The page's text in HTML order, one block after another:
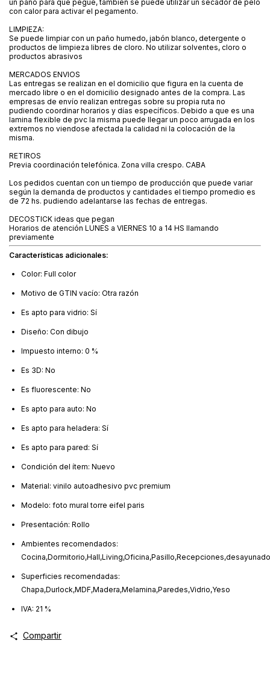
un paño para que pegue, también se puede utilizar un secador de pelo
con calor para activar el pegamento.
LIMPIEZA:
Se puede limpiar con un paño humedo, jabón blanco, detergente o
productos de limpieza libres de cloro. No utilizar solventes, cloro o
productos abrasivos
MERCADOS ENVIOS
Las entregas se realizan en el domicilio que figura en la cuenta de
mercado libre o en el domicilio designado antes de la compra. Las
empresas de envío realizan entregas sobre su propia ruta no
pudiendo coordinar horarios y días específicos. Debido a que es una
lamina flexible de pvc la misma puede llegar un poco arrugada en los
extremos no viendose afectada la calidad ni la colocación de la
misma.
RETIROS
Previa coordinación telefónica. Zona villa crespo. CABA
Los pedidos cuentan con un tiempo de producción que puede variar
según la demanda de productos y cantidades el tiempo promedio es
de 72 hs. pudiendo adelantarse las fechas de entregas.
DECOSTICK ideas que pegan
Horarios de atención LUNES a VIERNES 10 a 14 HS llamando
previamente
Características adicionales:
Color: Full color
Motivo de GTIN vacío: Otra razón
Es apto para vidrio: Sí
Diseño: Con dibujo
Impuesto interno: 0 %
Es 3D: No
Es fluorescente: No
Es apto para auto: No
Es apto para heladera: Sí
Es apto para pared: Sí
Condición del ítem: Nuevo
Material: vinilo autoadhesivo pvc premium
Modelo: foto mural torre eifel paris
Presentación: Rollo
Ambientes recomendados:
Superficies recomendadas:
Chapa,Durlock,MDF,Madera,Melamina,Paredes,Vidrio,Yeso
IVA: 21 %
Compartir